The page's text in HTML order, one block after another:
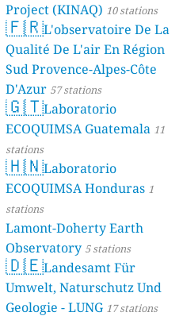
Project (KINAQ) 10 stations
🇫🇷L'observatoire De La
Qualité De L'air En Région
Sud Provence-Alpes-Côte
D'Azur 57 stations
🇬🇹Laboratorio
ECOQUIMSA Guatemala 11
stations
🇭🇳Laboratorio
ECOQUIMSA Honduras 1
stations
Lamont-Doherty Earth
Observatory 5 stations
🇩🇪Landesamt Für
Umwelt, Naturschutz Und
Geologie - LUNG 17 stations